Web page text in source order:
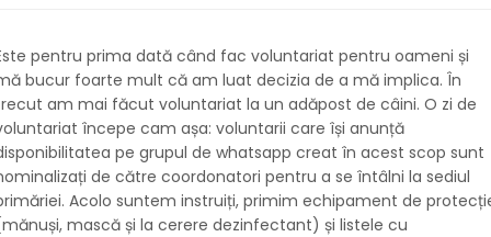
pentru prima dată când fac voluntariat pentru oameni și
bucur foarte mult că am luat decizia de a mă implica. În
am mai făcut voluntariat la un adăpost de câini. O zi de
începe cam așa: voluntarii care își anunță
pe grupul de whatsapp creat în acest scop sunt
de către coordonatori pentru a se întâlni la sediul
Acolo suntem instruiți, primim echipament de
mască și la cerere dezinfectant) și listele cu